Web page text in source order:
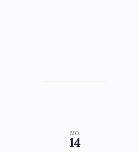
MO.
14